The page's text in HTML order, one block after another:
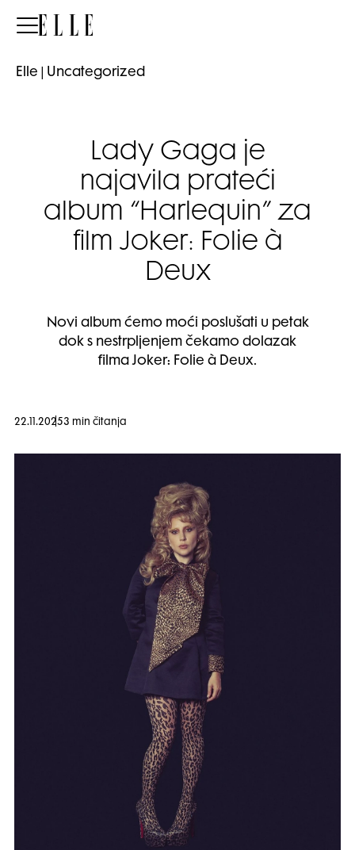
Elle
Elle Uncategorized
Lady Gaga je
najavila prateći
album “Harlequin” za
film Joker: Folie à
Deux
Novi album ćemo moći poslušati u petak
dok s nestrpljenjem čekamo dolazak
filma Joker: Folie à Deux.
22.11.20253 min čitanja